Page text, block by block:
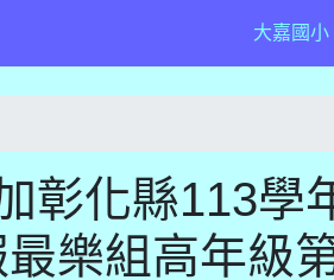
大嘉國小
彰化縣113學
樂組高年級